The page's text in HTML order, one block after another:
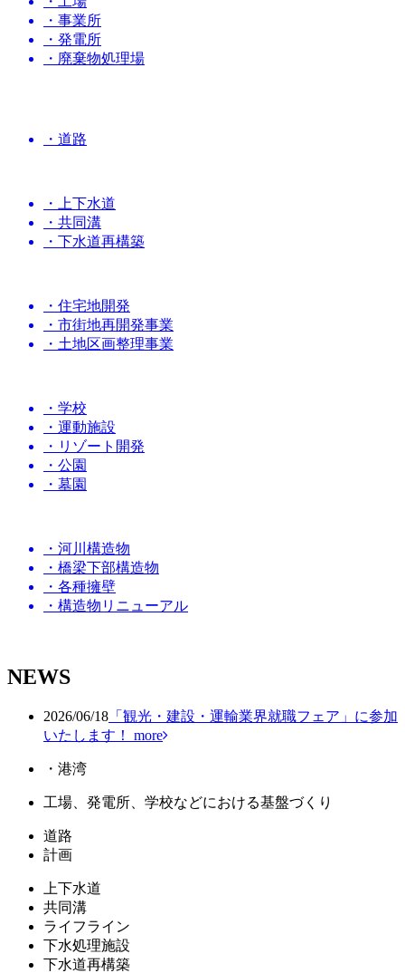
・事業所
・発電所
・廃棄物処理場
・道路
・上下水道
・共同溝
・下水道再構築
・住宅地開発
・市街地再開発事業
・土地区画整理事業
・学校
・運動施設
・リゾート開発
・公園
・墓園
・河川構造物
・橋梁下部構造物
・各種擁壁
・構造物リニューアル
NEWS
2026/06/18 「観光・建設・運輸業界就職フェア」に参加
いたします！
more
・港湾
工場、発電所、学校などにおける基盤づくり
道路
計画
上下水道
共同溝
ライフライン
下水処理施設
下水道再構築